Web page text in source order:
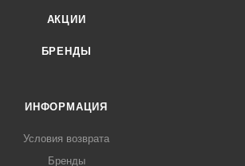
АКЦИИ
БРЕНДЫ
ИНФОРМАЦИЯ
Условия возврата
Бренды